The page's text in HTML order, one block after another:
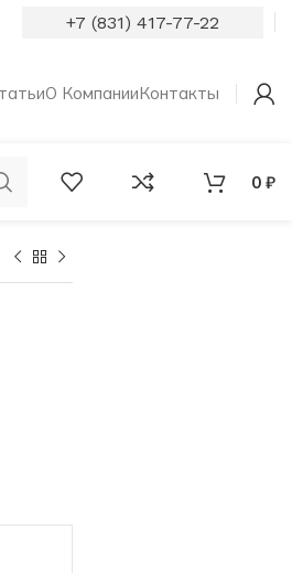
+7 (831) 417-77-22
О КомпанииКонтакты
КОЛЬЦА С
0 ₽